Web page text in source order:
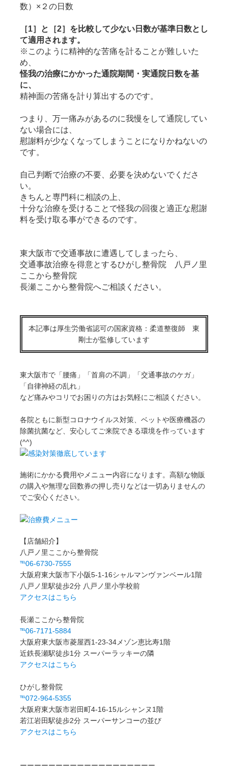
数）×２の日数
［1］と［2］を比較して少ない日数が基準日数とし
て適用されます。
※このように精神的な苦痛を計ることが難しいた
め、
怪我の治療にかかった通院期間・実通院日数を基
に、
精神面の苦痛を計り算出するのです。
つまり、万一痛みがあるのに我慢をして通院してい
ない場合には、
慰謝料が少なくなってしまうことになりかねないの
です。
自己判断で治療の不要、必要を決めないでくださ
い。
きちんと専門科に相談の上、
十分な治療を受けることで怪我の回復と適正な慰謝
料を受け取る事ができるのです。
東大阪市で交通事故に遭遇してしまったら、
交通事故治療を得意とするひがし整骨院 八戸ノ里
ここから整骨院
長瀬ここから整骨院へご相談ください。
本記事は厚生労働省認可の国家資格：柔道整復師 東
剛士が監修しています
東大阪市で「腰痛」「首肩の不調」「交通事故のケガ」
「自律神経の乱れ」
など痛みやコリでお困りの方はお気軽にご相談ください。
各院ともに新型コロナウイルス対策、ベットや医療機器の
除菌抗菌など、安心してご来院できる環境を作っています
(^^)
施術にかかる費用やメニュー内容になります。高額な物販
の購入や無理な回数券の押し売りなどは一切ありませんの
でご安心ください。
【店舗紹介】
八戸ノ里ここから整骨院
℡06-6730-7555
大阪府東大阪市下小阪5-1-16シャルマンヴァンベール1階
八戸ノ里駅徒歩2分 八戸ノ里小学校前
アクセスはこちら
長瀬ここから整骨院
℡06-7171-5884
大阪府東大阪市菱屋西1-23-34メゾン恵比寿1階
近鉄長瀬駅徒歩1分 スーパーラッキーの隣
アクセスはこちら
ひがし整骨院
℡072-964-5355
大阪府東大阪市岩田町4-16-15ルシャンヌ1階
若江岩田駅徒歩2分 スーパーサンコーの並び
アクセスはこちら
ーーーーーーーーーーーーーーーーーーー